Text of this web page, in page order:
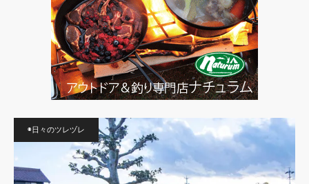
◉日々のツレヅレ